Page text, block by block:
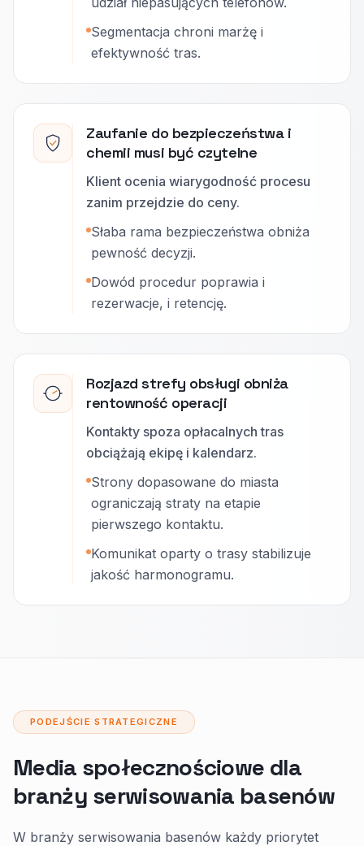
Segmentacja chroni marżę i
efektywność tras.
Zaufanie do bezpieczeństwa i
chemii musi być czytelne
Klient ocenia wiarygodność procesu
zanim przejdzie do ceny.
Słaba rama bezpieczeństwa obniża
pewność decyzji.
Dowód procedur poprawia i
rezerwacje, i retencję.
Rozjazd strefy obsługi obniża
rentowność operacji
Kontakty spoza opłacalnych tras
obciążają ekipę i kalendarz.
Strony dopasowane do miasta
ograniczają straty na etapie
pierwszego kontaktu.
Komunikat oparty o trasy stabilizuje
jakość harmonogramu.
PODEJŚCIE STRATEGICZNE
Media społecznościowe dla
branży serwisowania basenów
W branży serwisowania basenów każdy priorytet